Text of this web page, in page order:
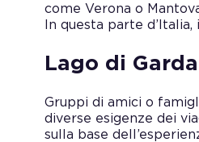
come Verona o
In questa parte
Lago di
Gruppi di amici o
diverse esigenze dei
sulla base